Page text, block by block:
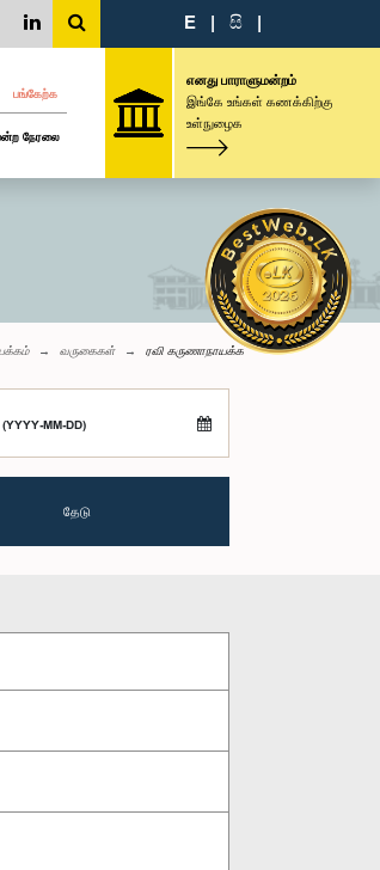
E | සි |
பங்கேற்க
நேரலை
எனது பாராளுமன்றம்
இங்கே உங்கள் கணக்கிற்கு
உள்நுழைக
வருகைகள் ரவி கருணாநாயக்க
MM-DD)
தேடு